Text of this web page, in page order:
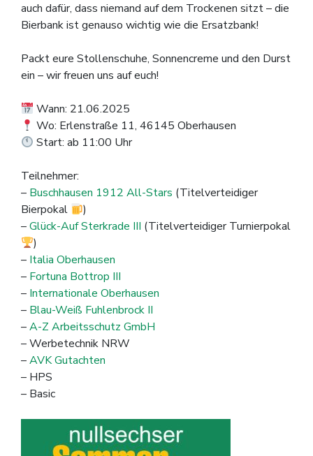
auch dafür, dass niemand auf dem Trockenen sitzt – die
Bierbank ist genauso wichtig wie die Ersatzbank!
Packt eure Stollenschuhe, Sonnencreme und den Durst
ein – wir freuen uns auf euch!
Wann: 21.06.2025
Wo: Erlenstraße 11, 46145 Oberhausen
Start: ab 11:00 Uhr
Teilnehmer:
– Buschhausen 1912 All-Stars (Titelverteidiger
Bierpokal
)
–Glück-Auf Sterkrade III (Titelverteidiger Turnierpokal
)
– Italia Oberhausen
– Fortuna Bottrop III
– Internationale Oberhausen
– Blau-Weiß Fuhlenbrock II
–A-Z Arbeitsschutz GmbH
– Werbetechnik NRW
–AVK Gutachten
– HPS
– Basic